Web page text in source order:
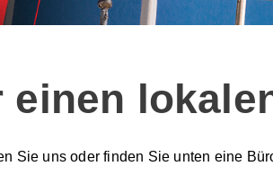
Sie uns oder finden Sie unten eine